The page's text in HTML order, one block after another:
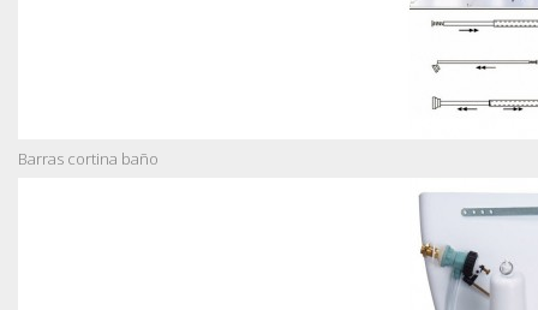
Barras cortina baño